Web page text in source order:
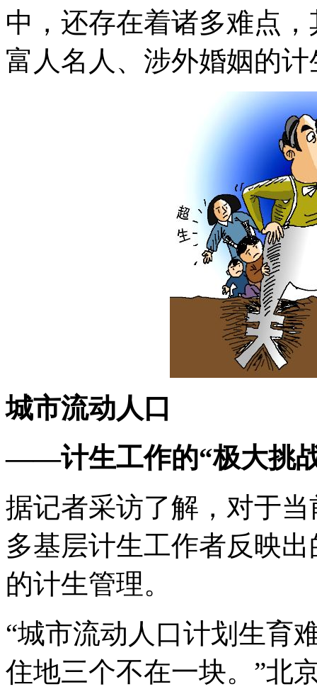
中，还存在着诸多难点
富人名人、涉外婚姻的
城市流动人口
——计生工作的“极大挑
据记者采访了解，对于
多基层计生工作者反映
的计生管理。
“城市流动人口计划生育
住地三个不在一块。”北